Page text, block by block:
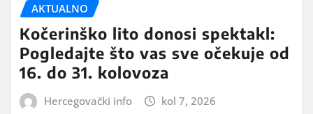
AKTUALNO
Kočerinško lito donosi spektakl:
Pogledajte što vas sve očekuje od
16. do 31. kolovoza
Hercegovački info kol 7, 2026